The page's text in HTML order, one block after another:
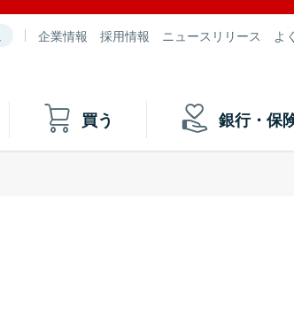
企業情報 採用情報 ニュースリリース よ
買う 銀行・保